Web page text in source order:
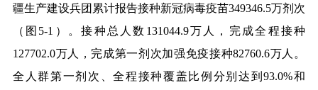
疆生产建设兵团累计报告接种新冠病毒疫苗349346.5万剂次
（图 5-1 ）。接种总人数 131044.9万人，完成全程接种
127702.0万人，完成第一剂次加强免疫接种82760.6万人。
全人群第一剂次、全程接种覆盖比例分别达到93.0%和